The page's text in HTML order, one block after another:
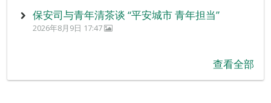
保安司与青年清茶谈 “平安城市 青年担当”
2026年8月9日 17:47
查看全部